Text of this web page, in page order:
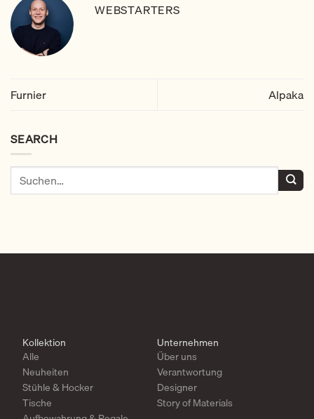
WEBSTARTERS
Furnier Alpaka
SEARCH
Kollektion
Alle
Neuheiten
Stühle & Hocker
Tische
Unternehmen
Über uns
Verantwortung
Designer
Story of Materials